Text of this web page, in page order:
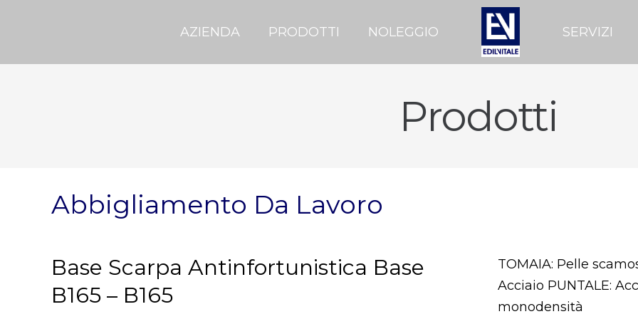
AZIENDA PRODOTTI NOLEGGIO SERVIZI
Prodotti
Abbigliamento Da Lavoro
Base Scarpa Antinfortunistica Base
B165 – B165
TOMAIA: Pelle
Acciaio PUNTALE:
monodensità